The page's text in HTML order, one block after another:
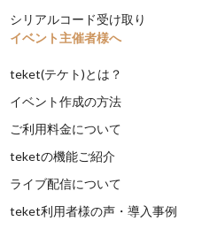
シリアルコード受け取り
イベント主催者様へ
teket(テケト)とは？
イベント作成の方法
ご利用料金について
teketの機能ご紹介
ライブ配信について
teket利用者様の声・導入事例